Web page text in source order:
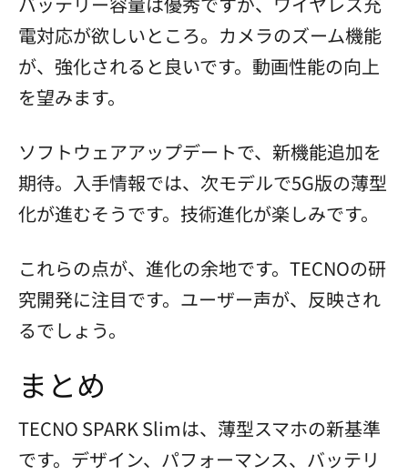
電対応が欲しいところ。カメラのズーム機能
が、強化されると良いです。動画性能の向上
を望みます。
ソフトウェアアップデートで、新機能追加を
期待。入手情報では、次モデルで5G版の薄型
化が進むそうです。技術進化が楽しみです。
これらの点が、進化の余地です。TECNOの研
究開発に注目です。ユーザー声が、反映され
るでしょう。
まとめ
TECNO SPARK Slimは、薄型スマホの新基準
です。デザイン、パフォーマンス、バッテリ